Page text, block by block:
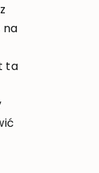
na
ta